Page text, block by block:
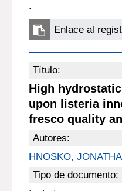
.
Enlace al
Título:
High
upon listeria
fresco quality
Autores:
HNOSKO,
Tipo de documento: